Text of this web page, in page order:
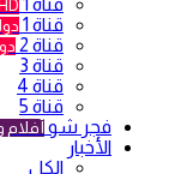
قناة 1 HD
قناة 1
قناة 2
قناة 3
قناة 4
قناة 5
فجر شو
الأخبار
الكل